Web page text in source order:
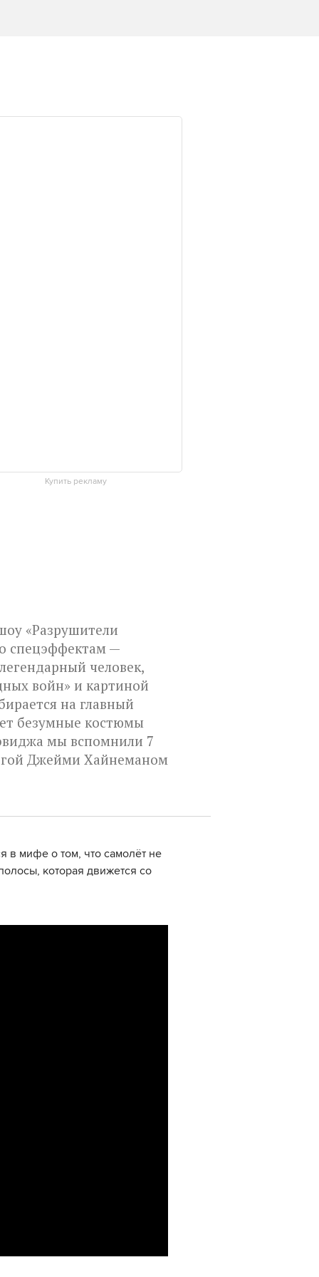
Купить рекламу
«Разрушители
спецэффектам —
человек,
войн» и картиной
на главный
безумные костюмы
мы вспомнили 7
Джейми Хайнеманом
в мифе о том, что самолёт не
которая движется со